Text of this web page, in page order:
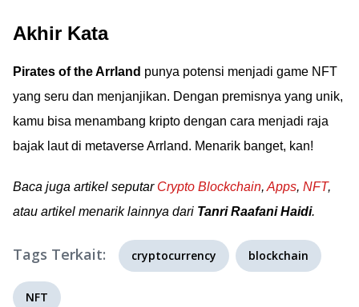
Akhir Kata
Pirates of the Arrland punya potensi menjadi game NFT
yang seru dan menjanjikan. Dengan premisnya yang unik,
kamu bisa menambang kripto dengan cara menjadi raja
bajak laut di metaverse Arrland. Menarik banget, kan!
Baca juga artikel seputar Crypto Blockchain,Apps, NFT,
atau artikel menarik lainnya dari Tanri Raafani Haidi.
Tags Terkait: cryptocurrency blockchain
NFT